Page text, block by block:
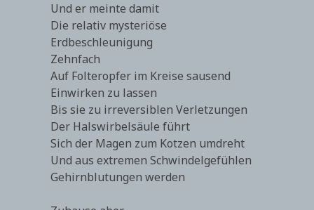
Und er meinte damit
Die relativ mysteriöse
Erdbeschleunigung
Zehnfach
Auf Folteropfer im Kreise sausend
Einwirken zu lassen
Bis sie zu irreversiblen Verletzungen
Der Halswirbelsäule führt
Sich der Magen zum Kotzen umdreht
Und aus extremen Schwindelgefühlen
Gehirnblutungen werden